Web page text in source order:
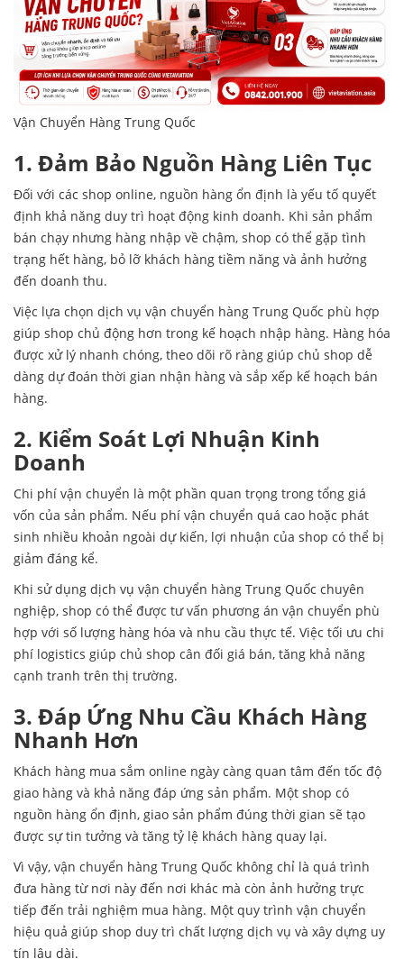
Vận Chuyển Hàng Trung Quốc
1. Đảm Bảo Nguồn Hàng Liên Tục
Đối với các shop online, nguồn hàng ổn định là yếu tố quyết
định khả năng duy trì hoạt động kinh doanh. Khi sản phẩm
bán chạy nhưng hàng nhập về chậm, shop có thể gặp tình
trạng hết hàng, bỏ lỡ khách hàng tiềm năng và ảnh hưởng
đến doanh thu.
Việc lựa chọn dịch vụ vận chuyển hàng Trung Quốc phù hợp
giúp shop chủ động hơn trong kế hoạch nhập hàng. Hàng hóa
được xử lý nhanh chóng, theo dõi rõ ràng giúp chủ shop dễ
dàng dự đoán thời gian nhận hàng và sắp xếp kế hoạch bán
hàng.
2. Kiểm Soát Lợi Nhuận Kinh
Doanh
Chi phí vận chuyển là một phần quan trọng trong tổng giá
vốn của sản phẩm. Nếu phí vận chuyển quá cao hoặc phát
sinh nhiều khoản ngoài dự kiến, lợi nhuận của shop có thể bị
giảm đáng kể.
Khi sử dụng dịch vụ vận chuyển hàng Trung Quốc chuyên
nghiệp, shop có thể được tư vấn phương án vận chuyển phù
hợp với số lượng hàng hóa và nhu cầu thực tế. Việc tối ưu chi
phí logistics giúp chủ shop cân đối giá bán, tăng khả năng
cạnh tranh trên thị trường.
3. Đáp Ứng Nhu Cầu Khách Hàng
Nhanh Hơn
Khách hàng mua sắm online ngày càng quan tâm đến tốc độ
giao hàng và khả năng đáp ứng sản phẩm. Một shop có
nguồn hàng ổn định, giao sản phẩm đúng thời gian sẽ tạo
được sự tin tưởng và tăng tỷ lệ khách hàng quay lại.
Vì vậy, vận chuyển hàng Trung Quốc không chỉ là quá trình
đưa hàng từ nơi này đến nơi khác mà còn ảnh hưởng trực
tiếp đến trải nghiệm mua hàng. Một quy trình vận chuyển
hiệu quả giúp shop duy trì chất lượng dịch vụ và xây dựng uy
tín lâu dài.